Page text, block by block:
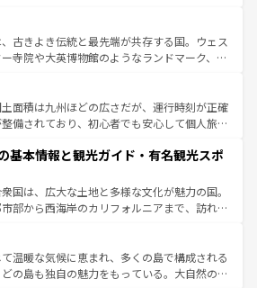
ンダー畑など、多彩な楽しみ方が可能だ。さ
以外の地域にも魅力が溢れており、どの街角に
と文化が息づいている。パリ以外の個性あふ
しい。
国は、どこを歩いても飽きることがない。ベ
的活気、バイエルン州のアルプスの絶景、そ
沿いのワイン畑といった風景は必見。ビール
人にはぜひ体験してほしい。 なお、新着の
コンテンツ一覧を参照してほしい。
古きよき伝統と最先端が共存する国。ウェス
寺院や大英博物館のようなランドマーク、歴
なる魅力がある。また、優雅なアフタヌーン
ル好きにはたまらない英国パブ、サッカー観
だからこそできる体験も豊富。イギリスを旅
照してほしい。
面積は九州ほどの広さだが、運行時刻が正確
備されており、初心者でも安心して個人旅行
まま残る町や、スイスならではのユニークな
、アルプス観光だけでなく町歩きも満喫する
。国民の所得が高いため物価も高いが、旅行
パス提供のサービスもあり、うまく活用すれ
報は
基本情報と観光ガイド・有名観光スポ
国は、広大な土地と多様な文化が魅力の国。
部から西海岸のカリフォルニアまで、訪れる
都市は、観光、ショッピング、エンターテイ
まった刺激的なスポットだ。一方、アメリカ
然が広がり、グランドキャニオンやイエロー
温暖な気候に恵まれ、多くの島で構成される
の島も独自の魅力をもっている。大自然の神